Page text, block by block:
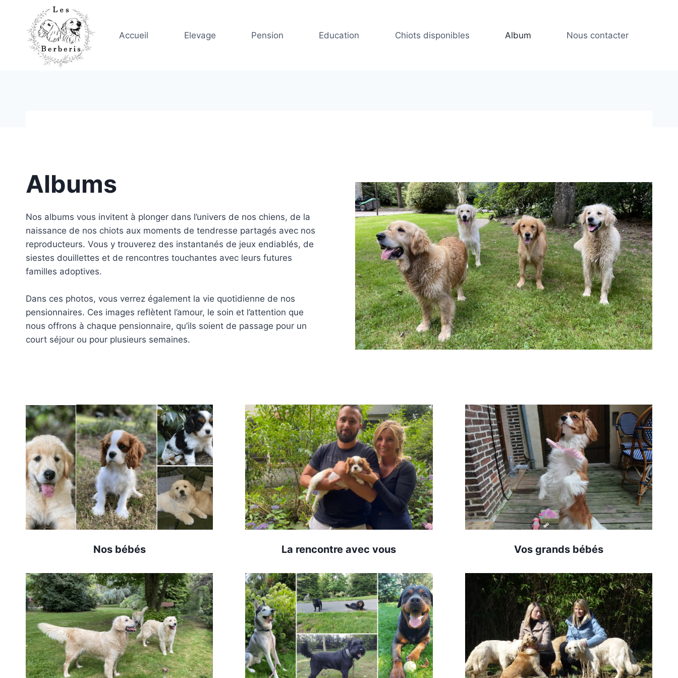
content
Accueil Elevage Pension Education Chiots disponibles Album Nous contacter
Albums
Nos albums vous invitent à plonger dans l’univers de nos chiens, de la
naissance de nos chiots aux moments de tendresse partagés avec nos
reproducteurs. Vous y trouverez des instantanés de jeux endiablés, de
siestes douillettes et de rencontres touchantes avec leurs futures
familles adoptives.
Dans ces photos, vous verrez également la vie quotidienne de nos
pensionnaires. Ces images reflètent l’amour, le soin et l’attention que
nous offrons à chaque pensionnaire, qu’ils soient de passage pour un
court séjour ou pour plusieurs semaines.
Nos bébés La rencontre avec vous Vos grands bébés